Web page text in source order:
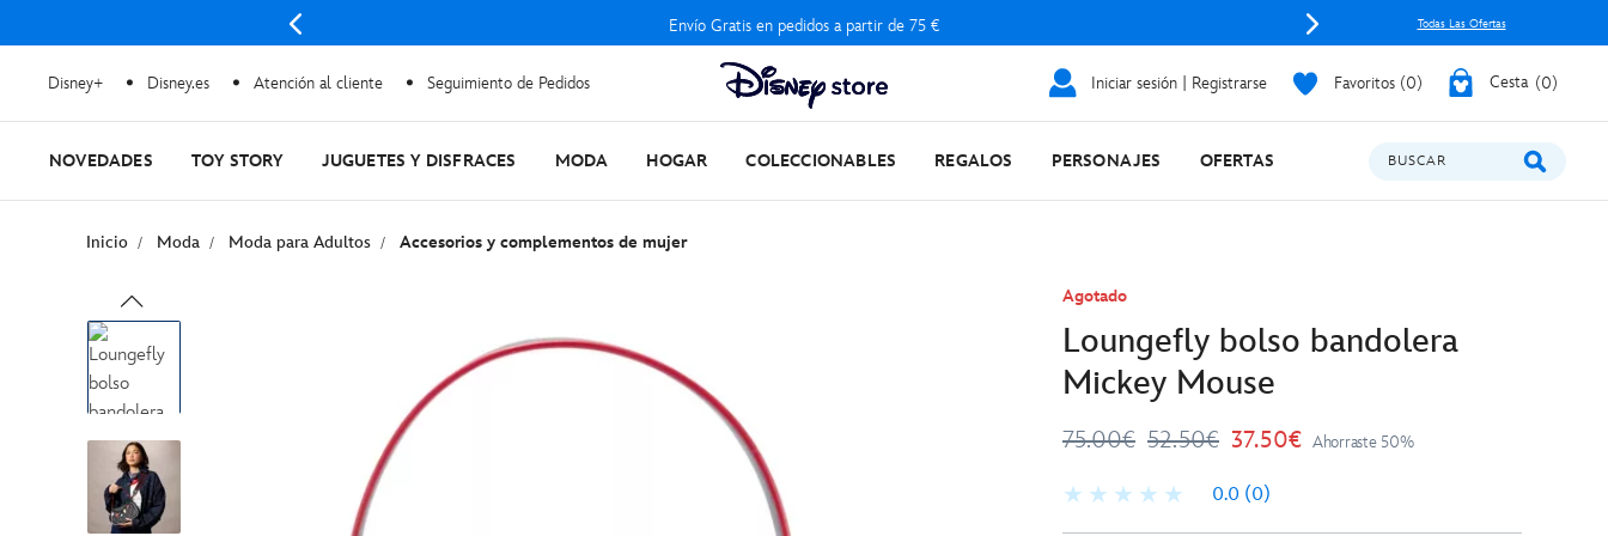
Envío Gratis en pedidos a partir de 75 € Todas Las Ofertas
Disney+ Disney.es Atención al cliente Seguimiento de Pedidos Iniciar sesión | Registrarse Favoritos 0 Cesta 0
NOVEDADES TOY STORY JUGUETES Y DISFRACES MODA HOGAR COLECCIONABLES REGALOS PERSONAJES OFERTAS BUSCAR
Inicio Moda Moda para Adultos Accesorios y complementos de mujer
Agotado
Loungefly bolso bandolera
Mickey Mouse
75.00€ 52.50€ 37.50€ Ahorraste 50%
0.0 (0)